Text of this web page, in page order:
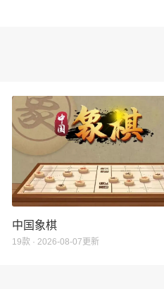
中国象棋
19款 · 2026-08-07更新